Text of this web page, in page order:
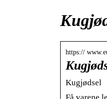
https://
Kugjødsel
Få varene